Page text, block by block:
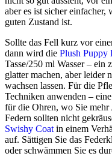
aber es ist sicher
guten Zustand ist.
Sollte das Fell kurz vor
dann wird die Plush
Tasse/250 ml Wasser – ein
glatter machen, aber leider
wachsen lassen. Für die
Techniken anwenden –
für die Ohren, wo Sie
Federn sollten nicht
Swishy Coat in einem
auf. Sättigen Sie das
oder schwämmen Sie es